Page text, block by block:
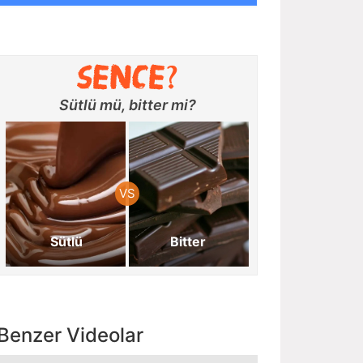
Sütlü mü, bitter mi?
Sütlü Bitter
Videolar